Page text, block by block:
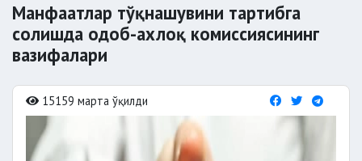
Манфаатлар тўқнашувини тартибга
солишда одоб-ахлоқ комиссиясининг
вазифалари
15159 марта ўқилди